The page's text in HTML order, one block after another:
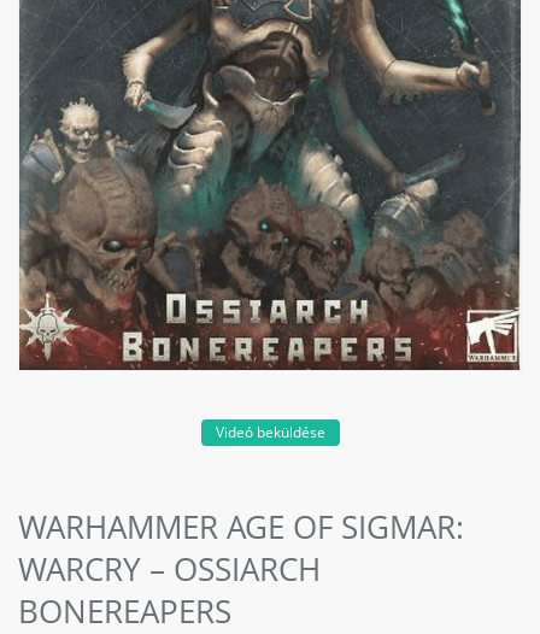
Videó beküldése
WARHAMMER AGE OF SIGMAR:
WARCRY – OSSIARCH
BONEREAPERS